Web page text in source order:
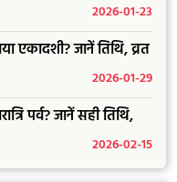
2026-01-23
एकादशी? जानें तिथि, व्रत
2026-01-29
पर्व? जानें सही तिथि,
2026-02-15